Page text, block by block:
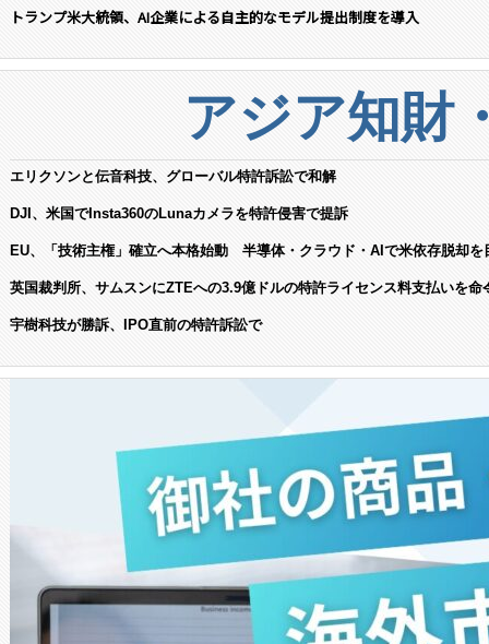
トランプ米大統領、AI企業による自主的なモデル提出制度を導入
アジア知財
エリクソンと伝音科技、グローバル特許訴訟で和解
DJI、米国でInsta360のLunaカメラを特許侵害で提訴
EU、「技術主権」確立へ本格始動 半導体・クラウド・AIで米依存脱却を
英国裁判所、サムスンにZTEへの3.9億ドルの特許ライセンス料支払いを命
宇樹科技が勝訴、IPO直前の特許訴訟で